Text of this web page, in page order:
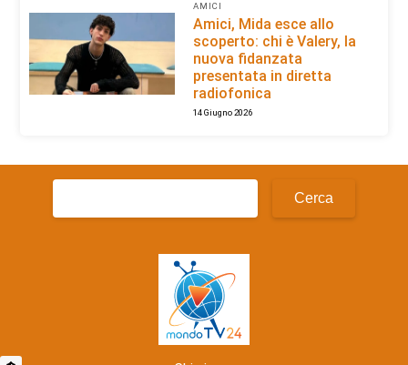
AMICI
Amici, Mida esce allo
scoperto: chi è Valery, la
nuova fidanzata
presentata in diretta
radiofonica
14 Giugno 2026
Ricerca